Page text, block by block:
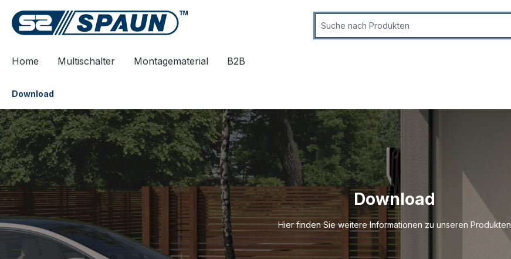
springen Zur Hauptnavigation springen
Home Multischalter Montagematerial B2B
Download
Download
Hier finden Sie weitere Informationen zu unseren Produkten